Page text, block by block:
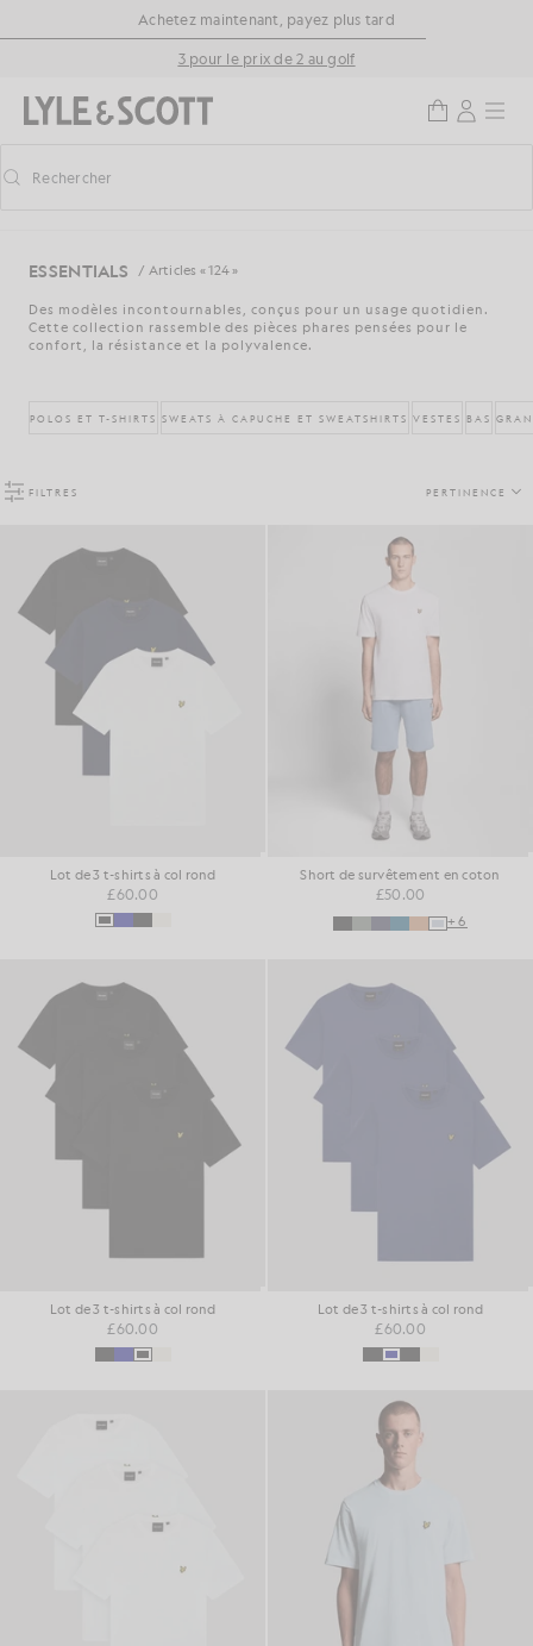
Aller directement au contenu principal
Informations sur l'accessibilité
Achetez maintenant, payez plus tard
3 pour le prix de 2 au golf
Activer/désactiver la recherche prédictive
Rechercher
ESSENTIALS / Articles « 124 »
Des modèles incontournables, conçus pour un usage quotidien.
Cette collection rassemble des pièces phares pensées pour le
confort, la résistance et la polyvalence.
POLOS ET T-SHIRTS SWEATS À CAPUCHE ET SWEATSHIRTS VESTES BAS
FILTRES PERTINENCE
Lot de 3 t-shirts à col rond
£60.00
Short de survêtement en coton
£50.00
+6
Lot de 3 t-shirts à col rond
£60.00
Lot de 3 t-shirts à col rond
£60.00